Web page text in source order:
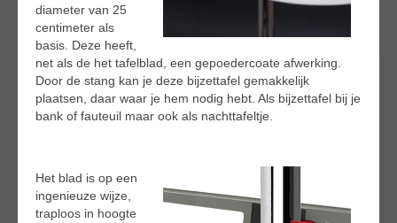
diameter van 25
centimeter als
basis. Deze heeft,
net als de het tafelblad, een gepoedercoate afwerking.
Door de stang kan je deze bijzettafel gemakkelijk
plaatsen, daar waar je hem nodig hebt. Als bijzettafel bij je
bank of fauteuil maar ook als nachttafeltje.
Het blad is op een
ingenieuze wijze,
traploos in hoogte